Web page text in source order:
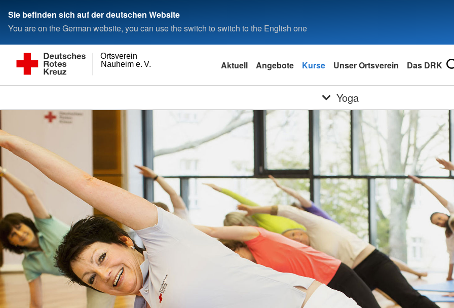
Sie befinden sich auf der deutschen Website
You are on the German website, you can use the switch to switch to the English one
Nauheim e. V.
Ortsverein
Aktuell Angebote Kurse Unser Ortsverein Das DRK
Yoga